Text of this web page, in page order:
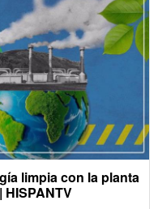
limpia con la planta
HISPANTV